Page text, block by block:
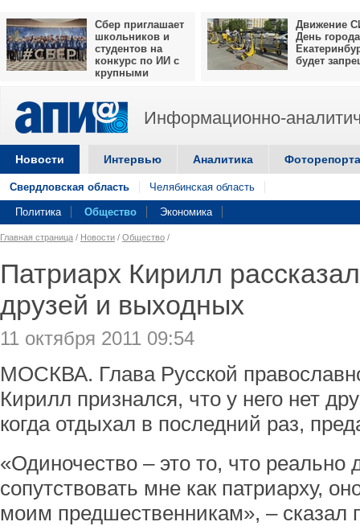
Сбер приглашает
школьников и
студентов на
конкурс по ИИ с
крупными
Движение
День города
будет
Информационно-
Новости Интервью Аналитика
Свердловская область Челябинская область
Политика Общество Экономика
Главная страница / Новости / Общество /
Патриарх Кирилл
друзей и выходных
11 октября 2011 09:54
МОСКВА. Глава Русской
Кирилл признался, что у него нет
когда отдыхал в последний раз,
«Одиночество – это то, что реально
сопутствовать мне как патриарху,
моим предшественникам», – сказал